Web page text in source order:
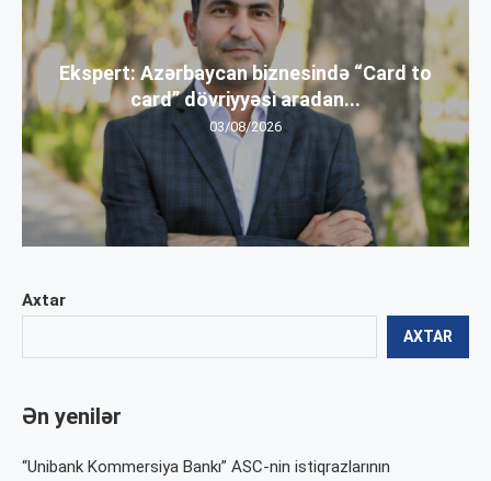
Axtar
AXTAR
Ən yenilər
“Unibank Kommersiya Bankı” ASC-nin istiqrazlarının
Ekspert: Azərbaycan biznesində “Card to
card” dövriyyəsi aradan...
03/08/2026